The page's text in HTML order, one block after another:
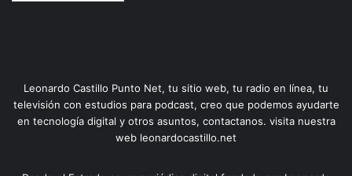
Leonardo Castillo Punto Net, tu sitio web, tu radio en línea, tu
televisión con estudios para podcast, creo que podemos ayudarte
en tecnología digital y otros asuntos, contactanos. visita nuestra
web leonardocastillo.net